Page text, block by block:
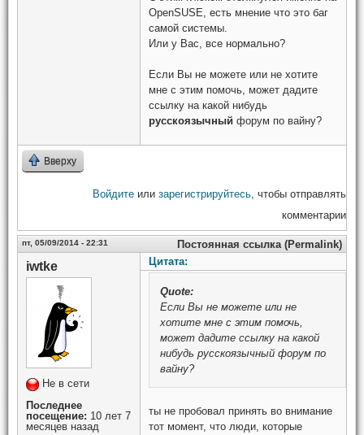
OpenSUSE, есть мнение что это баг
самой системы.
Или у Вас, все нормально?
Если Вы не можете или не хотите
мне с этим помочь, может дадите
ссылку на какой нибудь
русскоязычный форум по вайну?
Вверху
Войдите или зарегистрируйтесь , чтобы отправлять
комментарии
пт, 05/09/2014 - 22:31 Постоянная ссылка (Permalink)
iwtke
Не в сети
Последнее
посещение: 10 лет 7
месяцев назад
Цитата:
Quote:
Если Вы не можете или не
хотите мне с этим помочь,
может дадите ссылку на какой
нибудь русскоязычный форум по
вайну?
ты не пробовал принять во внимание
тот момент, что люди, которые